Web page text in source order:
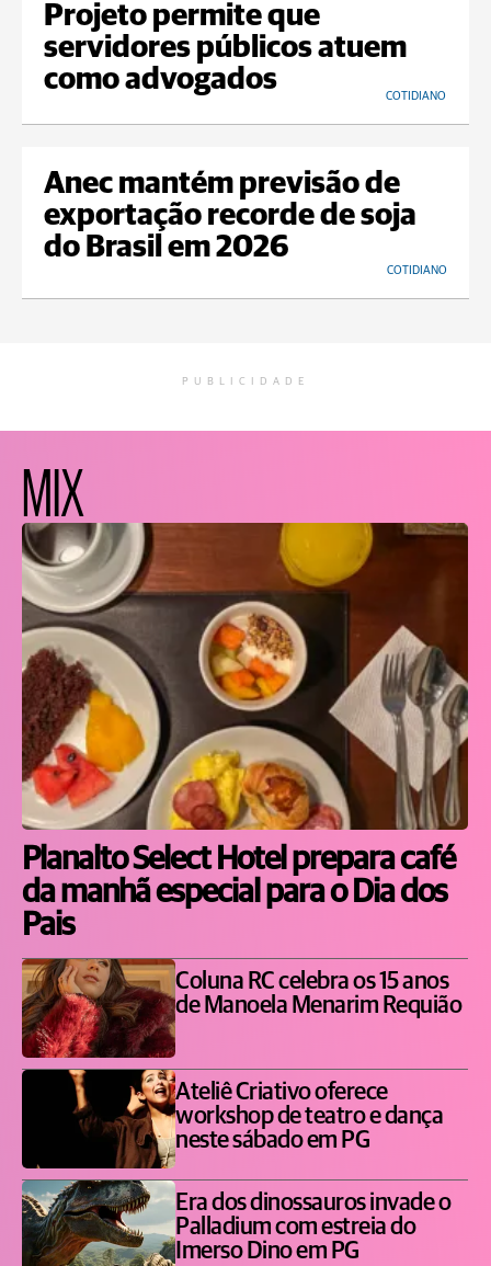
Projeto permite que
servidores públicos atuem
como advogados
COTIDIANO
Anec mantém previsão de
exportação recorde de soja
do Brasil em 2026
COTIDIANO
PUBLICIDADE
MIX
Planalto Select Hotel prepara café
da manhã especial para o Dia dos
Pais
Coluna RC celebra os 15 anos
de Manoela Menarim Requião
Ateliê Criativo oferece
workshop de teatro e dança
neste sábado em PG
Era dos dinossauros invade o
Palladium com estreia do
Imerso Dino em PG